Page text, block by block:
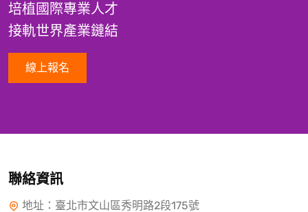
培植國際專業人才
接軌世界產業鏈結
線上報名
聯絡資訊
地址：臺北市文山區秀明路2段175號